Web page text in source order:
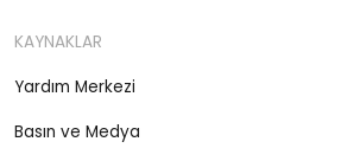
KAYNAKLAR
Yardım Merkezi
Basın ve Medya